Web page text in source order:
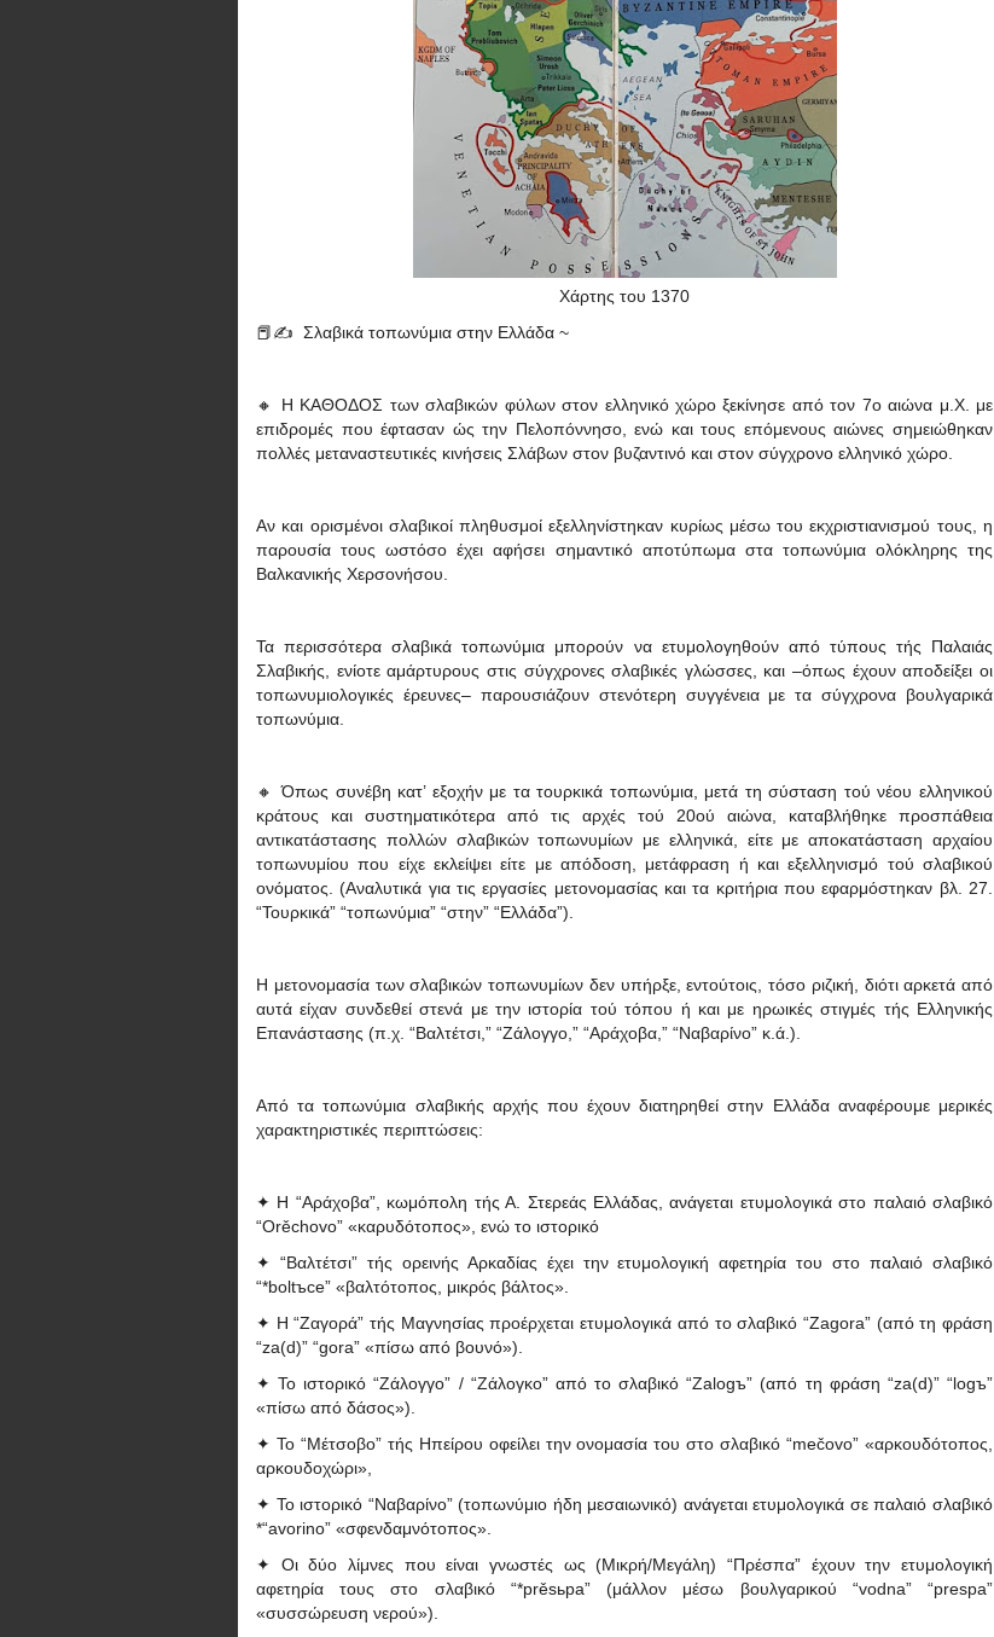
Χάρτης του 1370
📕✍️ Σλαβικά τοπωνύμια στην Ελλάδα ~
🔸 Η ΚΑΘΟΔΟΣ των σλαβικών φύλων στον ελληνικό χώρο ξεκίνησε από τον 7ο αιώνα μ.Χ. με
επιδρομές που έφτασαν ώς την Πελοπόννησο, ενώ και τους επόμενους αιώνες σημειώθηκαν
πολλές μεταναστευτικές κινήσεις Σλάβων στον βυζαντινό και στον σύγχρονο ελληνικό χώρο.
Αν και ορισμένοι σλαβικοί πληθυσμοί εξελληνίστηκαν κυρίως μέσω του εκχριστιανισμού τους, η
παρουσία τους ωστόσο έχει αφήσει σημαντικό αποτύπωμα στα τοπωνύμια ολόκληρης της
Βαλκανικής Χερσονήσου.
Τα περισσότερα σλαβικά τοπωνύμια μπορούν να ετυμολογηθούν από τύπους τής Παλαιάς
Σλαβικής, ενίοτε αμάρτυρους στις σύγχρονες σλαβικές γλώσσες, και –όπως έχουν αποδείξει οι
τοπωνυμιολογικές έρευνες– παρουσιάζουν στενότερη συγγένεια με τα σύγχρονα βουλγαρικά
τοπωνύμια.
🔸 Όπως συνέβη κατ’ εξοχήν με τα τουρκικά τοπωνύμια, μετά τη σύσταση τού νέου ελληνικού
κράτους και συστηματικότερα από τις αρχές τού 20ού αιώνα, καταβλήθηκε προσπάθεια
αντικατάστασης πολλών σλαβικών τοπωνυμίων με ελληνικά, είτε με αποκατάσταση αρχαίου
τοπωνυμίου που είχε εκλείψει είτε με απόδοση, μετάφραση ή και εξελληνισμό τού σλαβικού
ονόματος. (Αναλυτικά για τις εργασίες μετονομασίας και τα κριτήρια που εφαρμόστηκαν βλ. 27.
“Τουρκικά” “τοπωνύμια” “στην” “Ελλάδα”).
Η μετονομασία των σλαβικών τοπωνυμίων δεν υπήρξε, εντούτοις, τόσο ριζική, διότι αρκετά από
αυτά είχαν συνδεθεί στενά με την ιστορία τού τόπου ή και με ηρωικές στιγμές τής Ελληνικής
Επανάστασης (π.χ. “Βαλτέτσι,” “Ζάλογγο,” “Αράχοβα,” “Ναβαρίνο” κ.ά.).
Από τα τοπωνύμια σλαβικής αρχής που έχουν διατηρηθεί στην Ελλάδα αναφέρουμε μερικές
χαρακτηριστικές περιπτώσεις:
✦ Η “Αράχοβα”, κωμόπολη τής Α. Στερεάς Ελλάδας, ανάγεται ετυμολογικά στο παλαιό σλαβικό
“Orěchovo” «καρυδότοπος», ενώ το ιστορικό
✦ “Βαλτέτσι” τής ορεινής Αρκαδίας έχει την ετυμολογική αφετηρία του στο παλαιό σλαβικό
“*boltъce” «βαλτότοπος, μικρός βάλτος».
✦ Η “Ζαγορά” τής Μαγνησίας προέρχεται ετυμολογικά από το σλαβικό “Zagora” (από τη φράση
“za(d)” “gora” «πίσω από βουνό»).
✦ Το ιστορικό “Ζάλογγο” / “Ζάλογκο” από το σλαβικό “Zalogъ” (από τη φράση “za(d)” “logъ”
«πίσω από δάσος»).
✦ Το “Μέτσοβο” τής Ηπείρου οφείλει την ονομασία του στο σλαβικό “mečovo” «αρκουδότοπος,
αρκουδοχώρι»,
✦ Το ιστορικό “Ναβαρίνο” (τοπωνύμιο ήδη μεσαιωνικό) ανάγεται ετυμολογικά σε παλαιό σλαβικό
*“avorino” «σφενδαμνότοπος».
✦ Οι δύο λίμνες που είναι γνωστές ως (Μικρή/Μεγάλη) “Πρέσπα” έχουν την ετυμολογική
αφετηρία τους στο σλαβικό “*prěsьpa” (μάλλον μέσω βουλγαρικού “vodna” “prespa”
«συσσώρευση νερού»).